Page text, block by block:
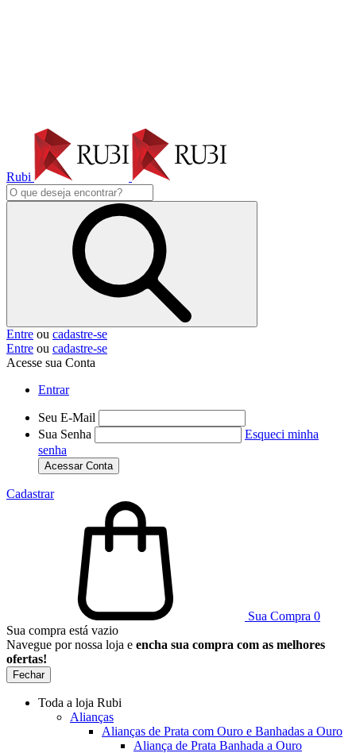
Rubi
Entre ou cadastre-se
Entre ou cadastre-se
Acesse sua Conta
Entrar
Seu E-Mail
Sua Senha
Esqueci minha
senha
Acessar Conta
Cadastrar
Sua Compra 0
Sua compra está vazio
Navegue por nossa loja e encha sua compra com as melhores
ofertas!
Fechar
Toda a loja Rubi
Alianças
Alianças de Prata com Ouro e Banhadas a Ouro
Aliança de Prata Banhada a Ouro